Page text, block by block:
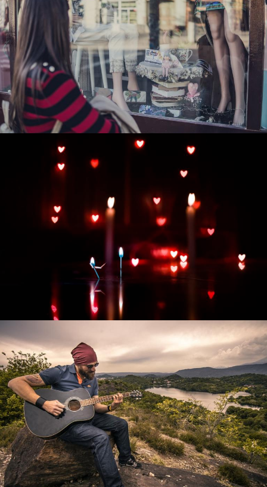
Развитие и поддержка интернет-
витрины StepClub
Смотреть проект
Развитие интернет-магазина "Всё для
праздника"
Смотреть проект
Перевод интернет-магазина
Guitaramania.ru на 1С-Битрикс
Смотреть проект